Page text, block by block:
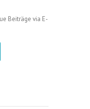
Beiträge via E-